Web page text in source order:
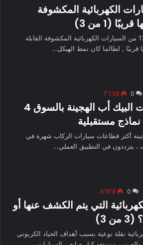
الكهربائية المكشوفة
(1 من 3)
نستعرض في هذه المقالة 17 من السيارات الكهربائية المكشوفة القابلة
قريبًا , لطالما كان نمط الهيكل…
0 7٬138
تعرف على شاحنات البيك أب الهجينة بالسوق 4
أكثر قطاعات سيارات الركاب شهرة في
، يترددون في التطبيق العملي…
0 6٬918
التي يتم الكشف عنها أو
نقلة نوعية بسبب أهداف الحياد الكربوني